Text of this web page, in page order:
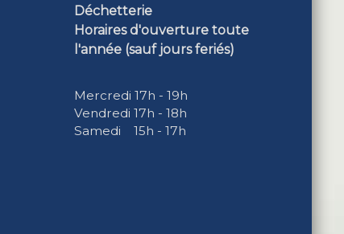
Déchetterie
Horaires d'ouverture toute
l'année (sauf jours feriés)
Mercredi 17h - 19h
Vendredi 17h - 18h
Samedi 15h - 17h